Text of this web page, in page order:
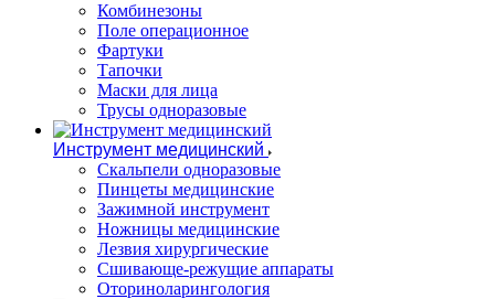
Комбинезоны
Поле операционное
Фартуки
Тапочки
Маски для лица
Трусы одноразовые
Инструмент медицинский
Скальпели одноразовые
Пинцеты медицинские
Зажимной инструмент
Ножницы медицинские
Лезвия хирургические
Сшивающе-режущие аппараты
Оториноларингология